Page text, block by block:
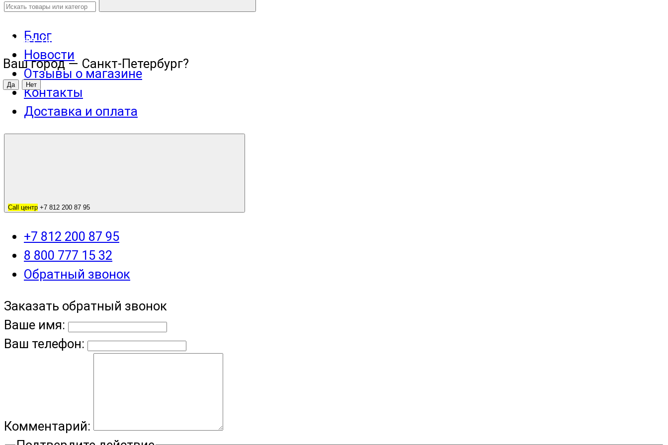
Санкт-Петербург
Ваш город — Санкт-Петербург?
Блог
Новости
Отзывы о магазине
Контакты
Доставка и оплата
Call центр +7 812 200 87 95
+7 812 200 87 95
8 800 777 15 32
Обратный звонок
Заказать обратный звонок
Ваше имя:
Ваш телефон:
Комментарий: